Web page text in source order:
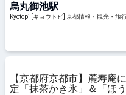
烏丸御池駅
Kyotopi [キョウトピ] 京都情報・観
【京都府京都市】麓寿庵
定「抹茶かき氷」＆「ほ